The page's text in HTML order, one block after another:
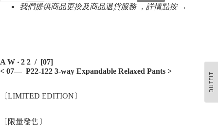
OUTFIT
我們提供商品更換及商品退貨服務 ，詳情點按 →
A W ‧ 2 2 / [07]
< 07— P22-122 3-way Expandable Relaxed Pants >
〔LIMITED EDITION〕
〔限量發售〕